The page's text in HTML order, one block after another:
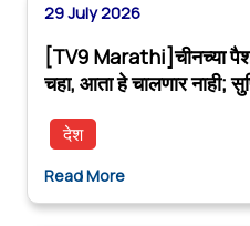
29 July 2026
[TV9 Marathi]चीनच्या
चहा, आता हे चालणार नाही;
देश
Read More